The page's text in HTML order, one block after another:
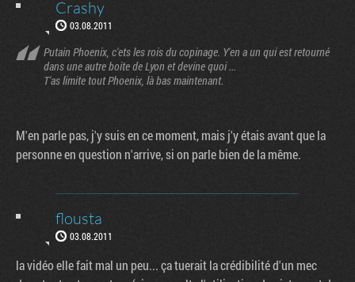
Crashy
03.08.2011
Putain Phoenix, c'ets les rois du copinage. Y'en a un qui est retourné
dans une autre boite de Lyon et devine quoi ...
T'as limite tout Phoenix, là bas maintenant.
M'en parle pas, j'y suis en ce moment, mais j'y étais avant que la
personne en question n'arrive, si on parle bien de la même.
flousta
03.08.2011
la vidéo elle fait mal un peu... ça tuerait la crédibilité d'un mec